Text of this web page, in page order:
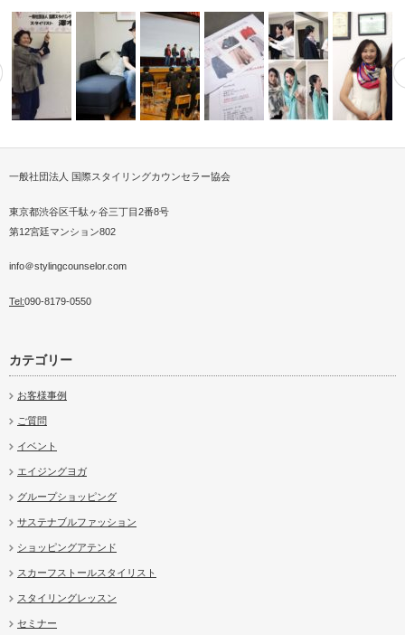
販売会
ト開…を応援する
めオレンジペ…少年式記念講演「服トレ講座」
一般社団法人 国際スタイリングカウンセラー協会
東京都渋谷区千駄ヶ谷三丁目2番8号
第12宮廷マンション802
info＠stylingcounselor.com
Tel:090-8179-0550
カテゴリー
お客様事例
ご質問
イベント
エイジングヨガ
グループショッピング
サステナブルファッション
ショッピングアテンド
スカーフストールスタイリスト
スタイリングレッスン
セミナー